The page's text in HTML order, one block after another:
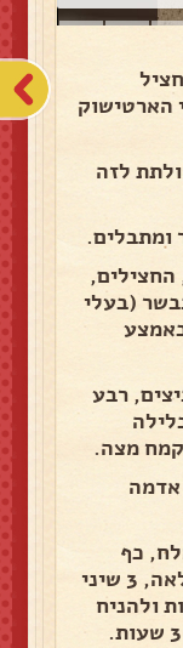
הארטישוק
לזה
ומתבלים.
(בעלי
יש לטגן ב-3 ביצים, רבע
קמח מצה.
2 תפוחי אדמה
כף
בהרט, כף פפריקה מתוקה מלאה, 3 שיני
לבשל כ-15 דקות ולהניח